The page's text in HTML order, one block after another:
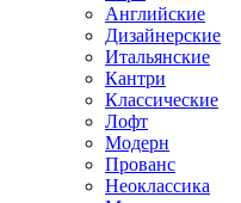
Английские
Дизайнерские
Итальянские
Кантри
Классические
Лофт
Модерн
Прованс
Неоклассика